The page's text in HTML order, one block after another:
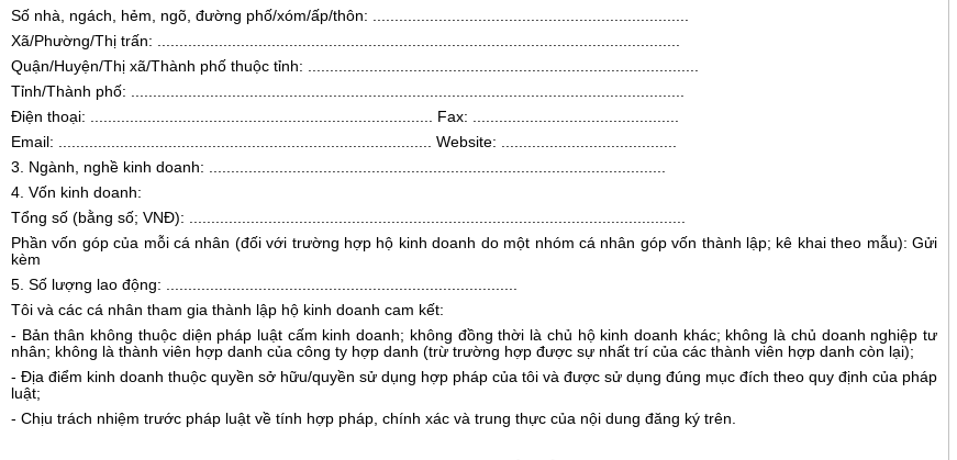
Số nhà, ngách, hẻm, ngõ, đường phố/xóm/ấp/thôn: ........................................................................
Xã/Phường/Thị trấn: .......................................................................................................................
Quận/Huyện/Thị xã/Thành phố thuộc tỉnh: .........................................................................................
Tỉnh/Thành phố: ..............................................................................................................................
Điện thoại: .............................................................................. Fax: ...............................................
Email: ..................................................................................... Website: ........................................
3. Ngành, nghề kinh doanh: ........................................................................................................
4. Vốn kinh doanh:
Tổng số (bằng số; VNĐ): .................................................................................................................
Phần vốn góp của mỗi cá nhân (đối với trường hợp hộ kinh doanh do một nhóm cá nhân góp vốn thành lập; kê khai theo mẫu): Gửi
kèm
5. Số lượng lao động:
Tôi và các cá nhân tham gia thành lập hộ kinh doanh cam kết:
- Bản thân không thuộc diện pháp luật cấm kinh doanh; không đồng thời là chủ hộ kinh doanh khác; không là chủ doanh nghiệp tư
nhân; không là thành viên hợp danh của công ty hợp danh (trừ trường hợp được sự nhất trí của các thành viên hợp danh còn lại);
- Địa điểm kinh doanh thuộc quyền sở hữu/quyền sử dụng hợp pháp của tôi và được sử dụng đúng mục đích theo quy định của pháp
luật;
- Chịu trách nhiệm trước pháp luật về tính hợp pháp, chính xác và trung thực của nội dung đăng ký trên.